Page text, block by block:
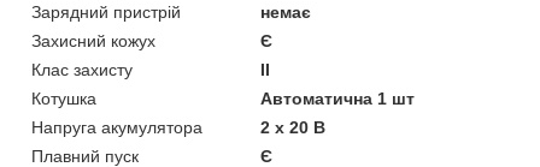
Зарядний пристрій
немає
Захисний кожух
Є
Клас захисту
II
Котушка
Автоматична 1 шт
Напруга акумулятора
2 х 20 В
Плавний пуск
Є